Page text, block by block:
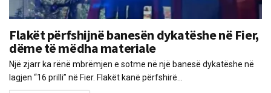
Flakët përfshijnë banesën dykatëshe në Fier,
dëme të mëdha materiale
Një zjarr ka rënë mbrëmjen e sotme në një banesë dykatëshe në
lagjen “16 prilli” në Fier. Flakët kanë përfshirë...